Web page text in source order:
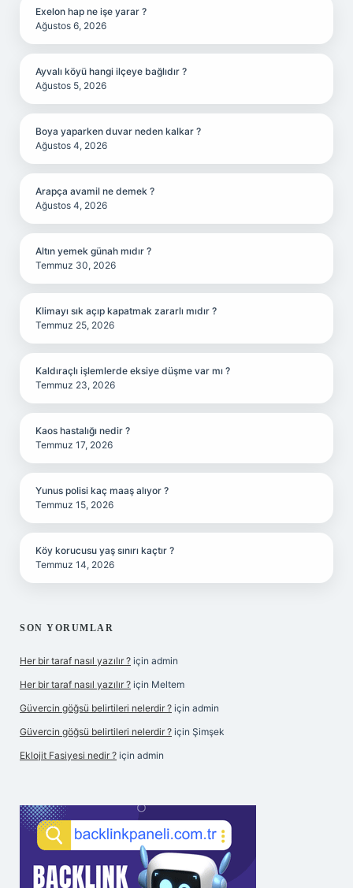
Exelon hap ne işe yarar ?
Ağustos 6, 2026
Ayvalı köyü hangi ilçeye bağlıdır ?
Ağustos 5, 2026
Boya yaparken duvar neden kalkar ?
Ağustos 4, 2026
Arapça avamil ne demek ?
Ağustos 4, 2026
Altın yemek günah mıdır ?
Temmuz 30, 2026
Klimayı sık açıp kapatmak zararlı mıdır ?
Temmuz 25, 2026
Kaldıraçlı işlemlerde eksiye düşme var mı ?
Temmuz 23, 2026
Kaos hastalığı nedir ?
Temmuz 17, 2026
Yunus polisi kaç maaş alıyor ?
Temmuz 15, 2026
Köy korucusu yaş sınırı kaçtır ?
Temmuz 14, 2026
SON YORUMLAR
Her bir taraf nasıl yazılır ? için admin
Her bir taraf nasıl yazılır ? için Meltem
Güvercin göğsü belirtileri nelerdir ? için admin
Güvercin göğsü belirtileri nelerdir ? için Şimşek
Eklojit Fasiyesi nedir ? için admin